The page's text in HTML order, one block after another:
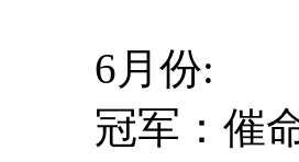
6月份:
冠军：催命